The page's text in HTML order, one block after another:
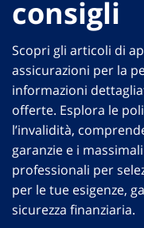
consigli
Scopri gli articoli di
assicurazioni per la
informazioni
offerte. Esplora le
l’invalidità,
garanzie e i
professionali per
per le tue esigenze,
sicurezza finanziaria.